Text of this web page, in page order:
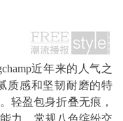
近年来的人气之
质感和坚韧耐磨的特
轻盈包身折叠无痕，
力，常规八色缤纷交